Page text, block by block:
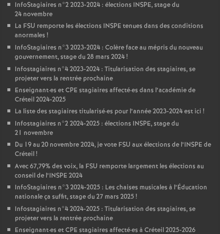
InfoStagiaires n°2 2023-2024 : élections INSPE, stage du
24 novembre
La FSU remporte les élections INSPE tenues dans des conditions
anormales !
InfoStagiaires n°3 2023-2024 : Colère face au mépris du nouveau
gouvernement, stage du 28 mars 2024!
Infostagiaires n°4 2023-2024 : Titularisation des stagiaires, se
projeter vers la rentrée prochaine
Enseignant·es etCPE stagiaires affecté·es dans l’académie de
Créteil 2024-2025
La liste des stagiaires titularisé·es pour l’année 2023-2024 est ici !
Infostagiaires n°2 2024-2025 : élections INSPE, stage du
21 novembre
Du 19 au 20 novembre 2024, je vote FSU aux élections de l’INSPE de
Créteil!
Avec 67,79% des voix, la FSU remporte largement les élections au
conseil de l’INSPE 2024
InfoStagiaires n°3 2024-2025 : Les chaises musicales à l’Éducation
nationale ça suffit, stage du 27 mars 2025!
Infostagiaires n°4 2024-2025 : Titularisation des stagiaires, se
projeter vers la rentrée prochaine
Enseignant·es etCPE stagiaires affecté·es à Créteil 2025-2026